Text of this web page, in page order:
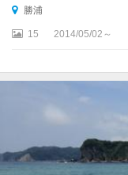
勝浦
15 2014/05/02～